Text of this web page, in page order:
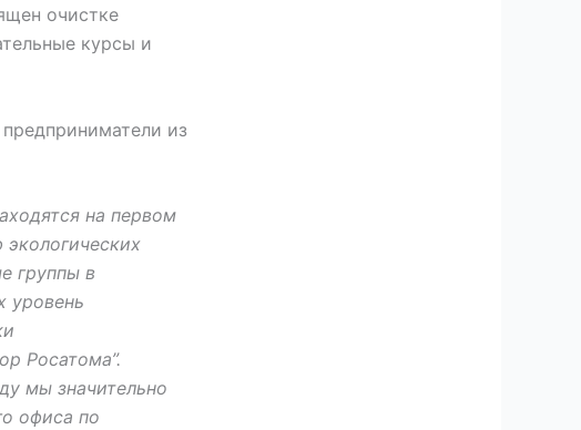
очистке
курсы и
из
на первом
группы в
уровень
Росатома”.
мы значительно
офиса по